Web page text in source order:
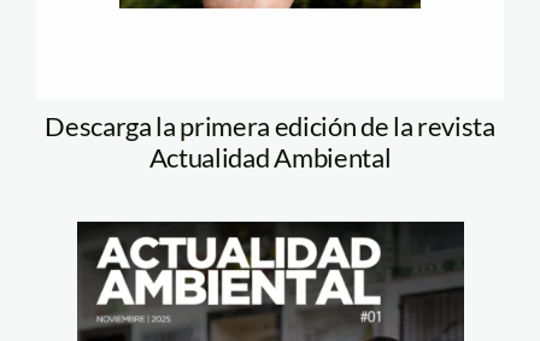
Descarga la primera edición de la revista
Actualidad Ambiental